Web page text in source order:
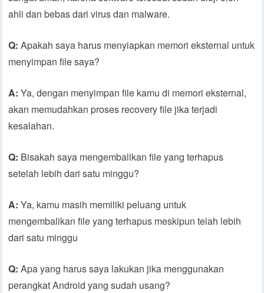
ahli dan bebas dari virus dan malware.
Q: Apakah saya harus menyiapkan memori eksternal untuk
menyimpan file saya?
A: Ya, dengan menyimpan file kamu di memori eksternal,
akan memudahkan proses recovery file jika terjadi
kesalahan.
Q: Bisakah saya mengembalikan file yang terhapus
setelah lebih dari satu minggu?
A: Ya, kamu masih memiliki peluang untuk
mengembalikan file yang terhapus meskipun telah lebih
dari satu minggu
Q: Apa yang harus saya lakukan jika menggunakan
perangkat Android yang sudah usang?